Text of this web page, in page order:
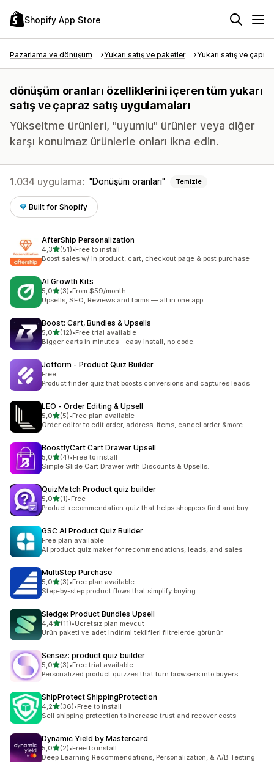
Shopify App Store
Pazarlama ve dönüşüm Yukarı satış ve paketler Yukarı satış ve
dönüşüm oranları özelliklerini içeren tüm yukarı
satış ve çapraz satış uygulamaları
Yükseltme ürünleri, "uyumlu" ürünler veya diğer
karşı konulmaz ürünlerle onları ikna edin.
1.034 uygulama: Dönüşüm oranları Temizle
Built for Shopify
AfterShip Personalization
4,35 yıldız üzerinden
(51)
toplam 51 değerlendirme
•Free to install
Boost sales w/ in product, cart, checkout page & post purchase
AI Growth Kits
5,05 yıldız üzerinden
(3)
toplam 3 değerlendirme
•From $59/month
Upsells, SEO, Reviews and forms — all in one app
Boost: Cart, Bundles & Upsells
5,05 yıldız üzerinden
(12)
toplam 12 değerlendirme
•Free trial available
Bigger carts in minutes—easy install, no code.
Jotform ‑ Product Quiz Builder
Free
Product finder quiz that boosts conversions and captures leads
LEO ‑ Order Editing & Upsell
5,05 yıldız üzerinden
(5)
toplam 5 değerlendirme
•Free plan available
Order editor to edit order, address, items, cancel order &more
BoostlyCart Cart Drawer Upsell
5,05 yıldız üzerinden
(4)
toplam 4 değerlendirme
•Free to install
Simple Slide Cart Drawer with Discounts & Upsells.
QuizMatch Product quiz builder
5,05 yıldız üzerinden
(1)
toplam 1 değerlendirme
•Free
Product recommendation quiz that helps shoppers find and buy
GSC AI Product Quiz Builder
Free plan available
AI product quiz maker for recommendations, leads, and sales
MultiStep Purchase
5,05 yıldız üzerinden
(3)
toplam 3 değerlendirme
•Free plan available
Step-by-step product flows that simplify buying
Sledge: Product Bundles Upsell
4,45 yıldız üzerinden
(11)
toplam 11 değerlendirme
•Ücretsiz plan mevcut
Ürün paketi ve adet indirimi teklifleri filtrelerde görünür.
Sensez: product quiz builder
5,05 yıldız üzerinden
(3)
toplam 3 değerlendirme
•Free trial available
Personalized product quizzes that turn browsers into buyers
ShipProtect ShippingProtection
4,25 yıldız üzerinden
(36)
toplam 36 değerlendirme
•Free to install
Sell shipping protection to increase trust and recover costs
Dynamic Yield by Mastercard
5,05 yıldız üzerinden
(2)
toplam 2 değerlendirme
•Free to install
Deep Learning Recommendations, Personalization, & A/B Testing